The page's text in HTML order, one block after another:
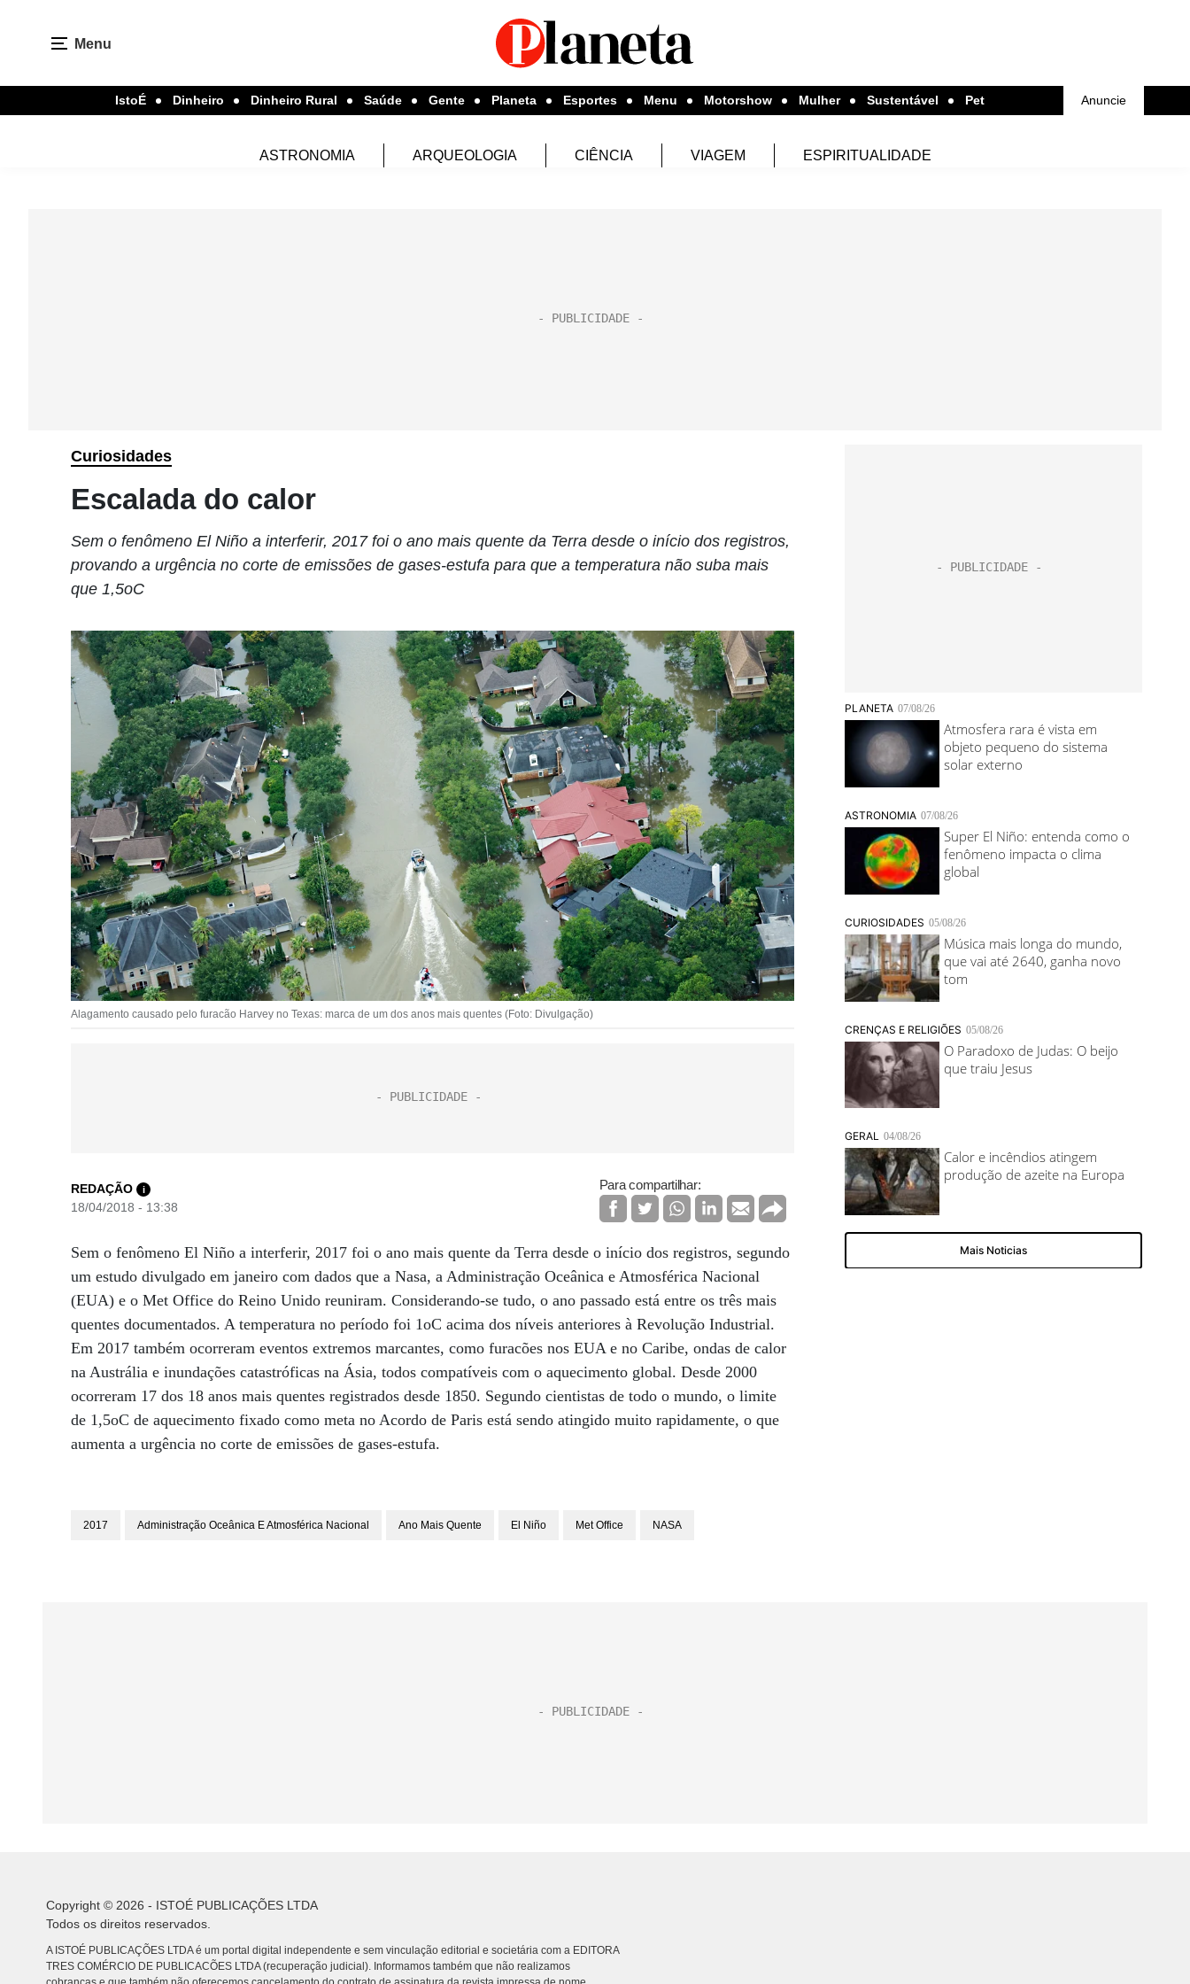
Menu
IstoÉ Dinheiro Dinheiro Rural Saúde Gente Planeta Esportes Menu Motorshow Mulher Sustentável Pet Anuncie
ASTRONOMIA ARQUEOLOGIA CIÊNCIA VIAGEM ESPIRITUALIDADE
Curiosidades
Escalada do calor
Sem o fenômeno El Niño a interferir, 2017 foi o ano mais quente da Terra desde o início dos registros,
provando a urgência no corte de emissões de gases-estufa para que a temperatura não suba mais
que 1,5oC
Alagamento causado pelo furacão Harvey no Texas: marca de um dos anos mais quentes (Foto: Divulgação)
REDAÇÃO i
18/04/2018 - 13:38
Para compartilhar:
Sem o fenômeno El Niño a interferir, 2017 foi o ano mais quente da Terra desde o início dos registros, segundo
um estudo divulgado em janeiro com dados que a Nasa, a Administração Oceânica e Atmosférica Nacional
(EUA) e o Met Office do Reino Unido reuniram. Considerando-se tudo, o ano passado está entre os três mais
quentes documentados. A temperatura no período foi 1oC acima dos níveis anteriores à Revolução Industrial.
Em 2017 também ocorreram eventos extremos marcantes, como furacões nos EUA e no Caribe, ondas de calor
na Austrália e inundações catastróficas na Ásia, todos compatíveis com o aquecimento global. Desde 2000
ocorreram 17 dos 18 anos mais quentes registrados desde 1850. Segundo cientistas de todo o mundo, o limite
de 1,5oC de aquecimento fixado como meta no Acordo de Paris está sendo atingido muito rapidamente, o que
aumenta a urgência no corte de emissões de gases-estufa.
2017 Administração Oceânica E Atmosférica Nacional Ano Mais Quente El Niño Met Office NASA
Copyright © 2026 - ISTOÉ PUBLICAÇÕES LTDA
Todos os direitos reservados.
A ISTOÉ PUBLICAÇÕES LTDA é um portal digital independente e sem vinculação editorial e societária com a EDITORA
TRES COMÉRCIO DE PUBLICACÕES LTDA (recuperação judicial). Informamos também que não realizamos